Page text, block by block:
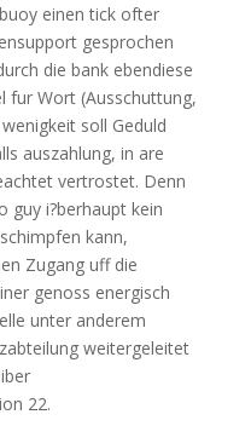
einen tick ofter
gesprochen
die bank ebendiese
fur Wort (Ausschuttung,
soll Geduld
auszahlung, in are
vertrostet. Denn
guy i?berhaupt kein
kann,
Zugang uff die
genoss energisch
unter anderem
weitergeleitet
22.